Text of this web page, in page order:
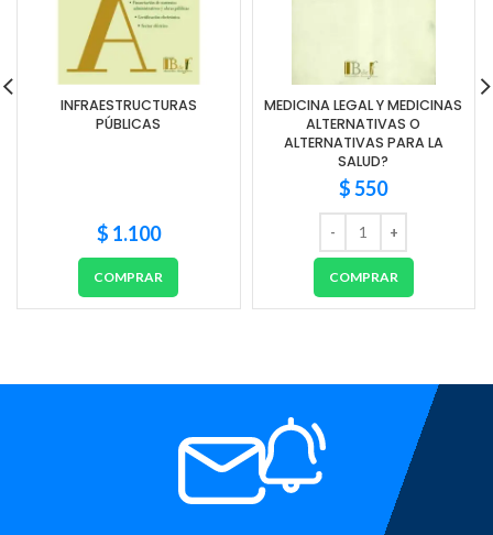
INFRAESTRUCTURAS
PÚBLICAS
$ 1.100
COMPRAR
MEDICINA LEGAL Y MEDICINAS
ALTERNATIVAS O
ALTERNATIVAS PARA LA
SALUD?
$550
COMPRAR